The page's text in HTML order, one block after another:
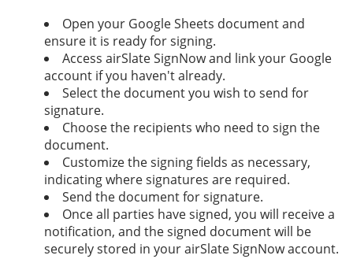
Open your Google Sheets document and
ensure it is ready for signing.
Access airSlate SignNow and link your Google
account if you haven't already.
Select the document you wish to send for
signature.
Choose the recipients who need to sign the
document.
Customize the signing fields as necessary,
indicating where signatures are required.
Send the document for signature.
Once all parties have signed, you will receive a
notification, and the signed document will be
securely stored in your airSlate SignNow account.